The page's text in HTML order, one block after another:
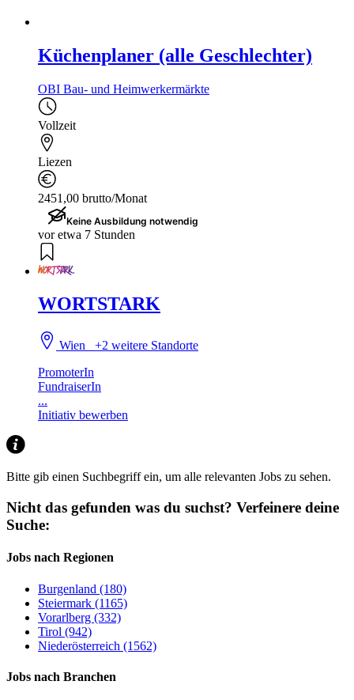
Küchenplaner (alle Geschlechter)
OBI Bau- und Heimwerkermärkte
Vollzeit
Liezen
2451,00 brutto/Monat
Keine Ausbildung notwendig
vor etwa 7 Stunden
WORTSTARK
Wien+2 weitere Standorte
PromoterIn
FundraiserIn
...
Initiativ bewerben
Bitte gib einen Suchbegriff ein, um alle relevanten Jobs zu sehen.
Nicht das gefunden was du suchst? Verfeinere deine
Suche:
Jobs nach Regionen
Burgenland (180)
Steiermark (1165)
Vorarlberg (332)
Tirol (942)
Niederösterreich (1562)
Jobs nach Branchen